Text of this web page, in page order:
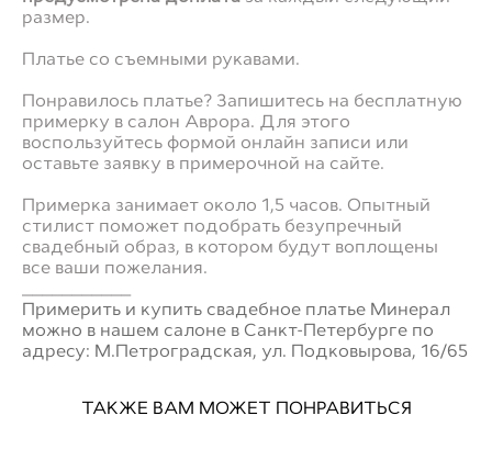
размер.
Платье со съемными рукавами.
Понравилось платье? Запишитесь на бесплатную
примерку в салон Аврора. Для этого
воспользуйтесь формой онлайн записи или
оставьте заявку в примерочной на сайте.
Примерка занимает около 1,5 часов. Опытный
стилист поможет подобрать безупречный
свадебный образ, в котором будут воплощены
все ваши пожелания.
Примерить и купить свадебное платье Минерал
можно в нашем салоне в Санкт-Петербурге по
адресу: М.Петроградская, ул. Подковырова, 16/65
ТАКЖЕ ВАМ МОЖЕТ ПОНРАВИТЬСЯ